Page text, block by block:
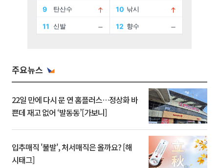
주요뉴스
22일 만에 다시 문 연 홈플러스…정상화 바
쁜데 재고 없어 ‘발동동’[가보니]
입추매직 '불발', 처서매직은 올까요? [해
시태그]